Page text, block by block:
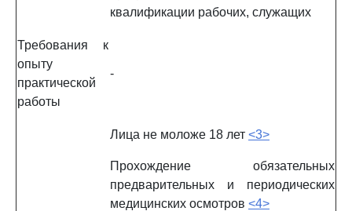
квалификации рабочих, служащих
Требования к
опыту
практической
работы
-
Лица не моложе 18 лет <3>
Прохождение обязательных
предварительных и периодических
медицинских осмотров <4>